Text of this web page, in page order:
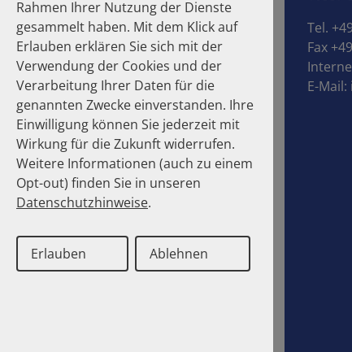
Über die Autoren
Tel.
Fax
E-Mail:
Rahmen Ihrer Nutzung der Dienste
gesammelt haben. Mit dem Klick auf
Erlauben erklären Sie sich mit der
Verwendung der Cookies und der
Verarbeitung Ihrer Daten für die
genannten Zwecke einverstanden. Ihre
Einwilligung können Sie jederzeit mit
Wirkung für die Zukunft widerrufen.
Weitere Informationen (auch zu einem
Opt-out) finden Sie in unseren
Datenschutzhinweise.
Erlauben Ablehnen